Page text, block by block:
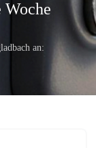
Woche
an: